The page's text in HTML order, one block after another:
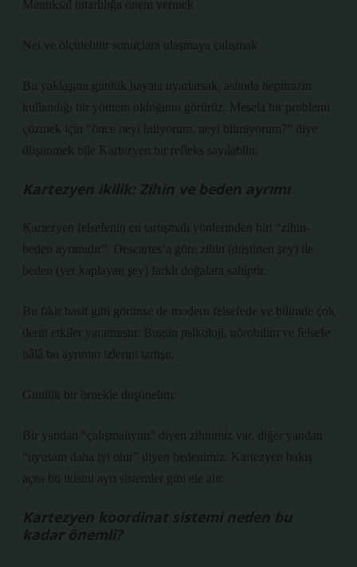
Mantıksal tutarlılığa önem vermek
Net ve ölçülebilir sonuçlara ulaşmaya çalışmak
Bu yaklaşımı günlük hayata uyarlarsak, aslında hepimizin
kullandığı bir yöntem olduğunu görürüz. Mesela bir problemi
çözmek için “önce neyi biliyorum, neyi bilmiyorum?” diye
düşünmek bile Kartezyen bir refleks sayılabilir.
Kartezyen ikilik: Zihin ve beden ayrımı
Kartezyen felsefenin en tartışmalı yönlerinden biri “zihin-
beden ayrımıdır”. Descartes’a göre zihin (düşünen şey) ile
beden (yer kaplayan şey) farklı doğalara sahiptir.
Bu fikir basit gibi görünse de modern felsefede ve bilimde çok
derin etkiler yaratmıştır. Bugün psikoloji, nörobilim ve felsefe
hâlâ bu ayrımın izlerini tartışır.
Günlük bir örnekle düşünelim:
Bir yandan “çalışmalıyım” diyen zihnimiz var, diğer yandan
“uyusam daha iyi olur” diyen bedenimiz. Kartezyen bakış
açısı bu ikisini ayrı sistemler gibi ele alır.
Kartezyen koordinat sistemi neden bu
kadar önemli?